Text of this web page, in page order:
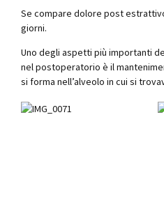
Se compare dolore post
giorni.
Uno degli aspetti più importanti
nel postoperatorio è il
si forma nell’alveolo in cui si